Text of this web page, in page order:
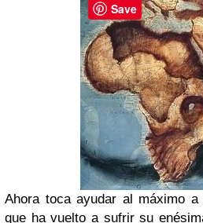
Ahora toca ayudar al máximo
que ha vuelto a sufrir su
Save